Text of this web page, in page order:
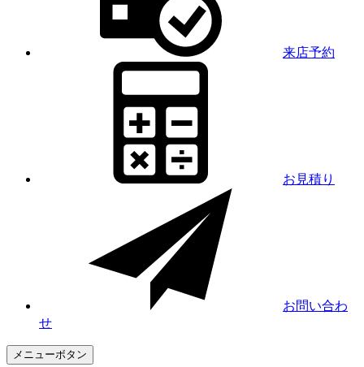
来店予約
お見積り
お問い合わ
せ
メニューボタン